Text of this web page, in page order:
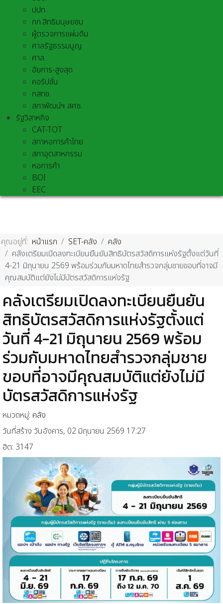
ปปท.
กก.สิทธิมนุษยชน
ผู้ตรวจการแผ่นดิน
ศาลรัฐธรรมนูญ
ศาล
อัยการ-สูงสุด
คอรัปชั่น
กสทช.
สภาพัฒน์ฯ สศช.
รัฐวิสาหกิจ
CAT-TOT
สภาหอการค้าไทย
สภาอุตสาหกรรม
หอการค้า
BOI
EEC
คุณอยู่ที่: หน้าแรก SET-คลัง
คลัง
คลังเตรียมเปิดลงทะเบียนยืนยันสิทธิบัตรสวัสดิการแห่งรัฐตั้งแต่วันที่
4-21 มิถุนายน 2569 พร้อมร่วมกับมหาดไทยสำรวจกลุ่มชายขอบที่อาจมี
คุณสมบัติแต่ยังไม่มีบัตรสวัสดิการแห่งรัฐ
คลังเตรียมเปิดลงทะเบียนยืนยัน
สิทธิบัตรสวัสดิการแห่งรัฐตั้งแต่
วันที่ 4-21 มิถุนายน 2569 พร้อม
ร่วมกับมหาดไทยสำรวจกลุ่มชาย
ขอบที่อาจมีคุณสมบัติแต่ยังไม่มี
บัตรสวัสดิการแห่งรัฐ
หมวดหมู่: คลัง
วันที่สร้าง วันอังคาร, 02 มิถุนายน 2569 17:27
ฮิต: 3147